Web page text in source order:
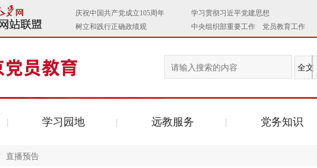
学习园地 远教服务 党务知识
直播预告